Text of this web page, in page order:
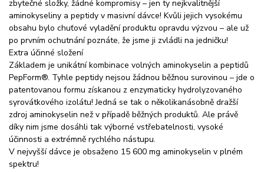
zbytečné složky, žádné kompromisy – jen ty nejkvalitnější
aminokyseliny a peptidy v masivní dávce! Kvůli jejich vysokému
obsahu bylo chuťové vyladění produktu opravdu výzvou – ale už
po prvním ochutnání poznáte, že jsme ji zvládli na jedničku!
Extra účinné složení
Základem je unikátní kombinace volných aminokyselin a peptidů
PepForm®. Tyhle peptidy nejsou žádnou běžnou surovinou – jde o
patentovanou formu získanou z enzymaticky hydrolyzovaného
syrovátkového izolátu! Jedná se tak o několikanásobně dražší
zdroj aminokyselin než v případě běžných produktů. Ale právě
díky nim jsme dosáhli tak výborné vstřebatelnosti, vysoké
účinnosti a extrémně rychlého nástupu.
V nejvyšší dávce je obsaženo 15 600 mg aminokyselin v plném
spektru!